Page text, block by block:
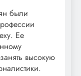
были
Ее
высокую